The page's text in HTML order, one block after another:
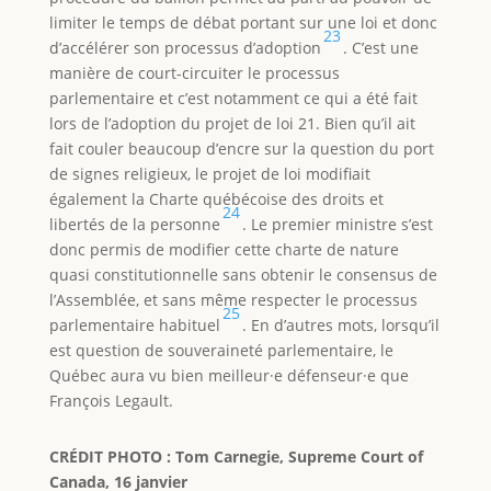
limiter le temps de débat portant sur une loi et donc
d’accélérer son processus d’adoption
23
. C’est une
manière de court-circuiter le processus
parlementaire et c’est notamment ce qui a été fait
lors de l’adoption du projet de loi 21. Bien qu’il ait
fait couler beaucoup d’encre sur la question du port
de signes religieux, le projet de loi modifiait
également la Charte québécoise des droits et
libertés de la personne
24
. Le premier ministre s’est
donc permis de modifier cette charte de nature
quasi constitutionnelle sans obtenir le consensus de
l’Assemblée, et sans même respecter le processus
parlementaire habituel
25
. En d’autres mots, lorsqu’il
est question de souveraineté parlementaire, le
Québec aura vu bien meilleur·e défenseur·e que
François Legault.
CRÉDIT PHOTO : Tom Carnegie, Supreme Court of
Canada, 16 janvier